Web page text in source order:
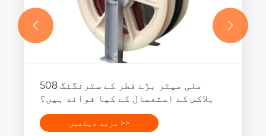
508 ملی میٹر بڑے قطر کے سٹرنگنگ
بلاکس کے استعمال کے کیا فوائد ہیں؟
مزید دیکھیں >>
 